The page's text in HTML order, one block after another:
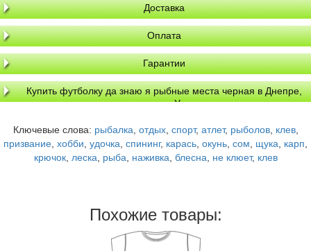
Доставка
Оплата
Гарантии
Купить футболку да знаю я рыбные места черная в Днепре,
доставка по Украине
Ключевые слова: рыбалка, отдых, спорт, атлет, рыболов, клев,
призвание, хобби, удочка, спининг, карась, окунь, сом, щука, карп,
крючок, леска, рыба, наживка, блесна, не клюет, клев
Похожие товары: